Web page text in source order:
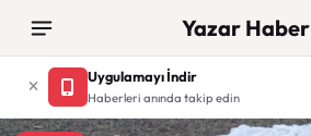
Yazar Haber
Uygulamayı İndir
Haberleri anında takip edin